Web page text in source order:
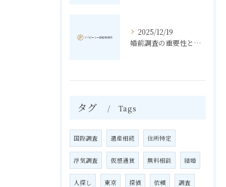
2025/12/19
婚前調査の重要性と進め方
タグ Tags
国際調査 遺産相続 住所特定
浮気調査 仮想通貨 無料相談 結婚
人探し 東京 探偵 依頼 調査